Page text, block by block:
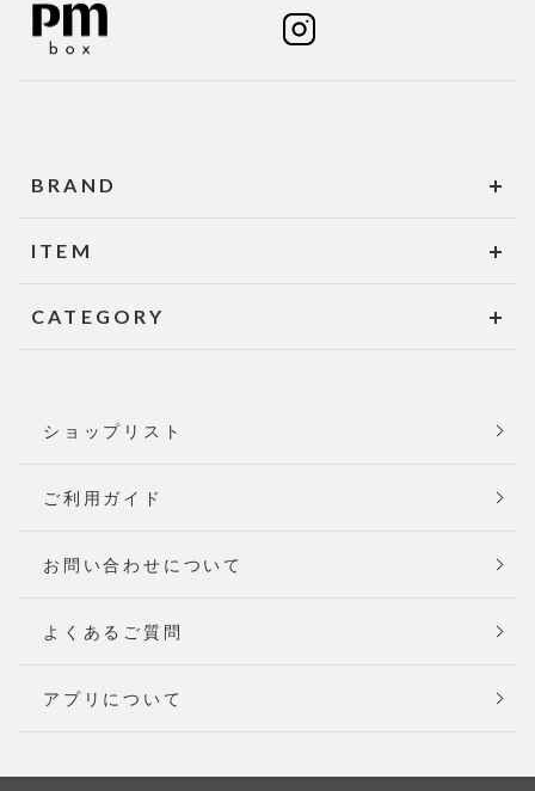
BRAND
ITEM
CATEGORY
ショップリスト
ご利用ガイド
お問い合わせについて
よくあるご質問
アプリについて